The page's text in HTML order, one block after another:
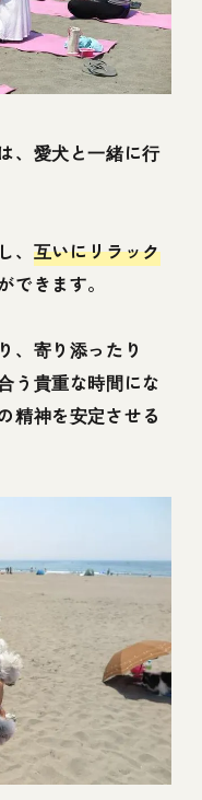
、愛犬と一緒に行
互いにリラック
できます。
、寄り添ったり
う貴重な時間にな
精神を安定させる